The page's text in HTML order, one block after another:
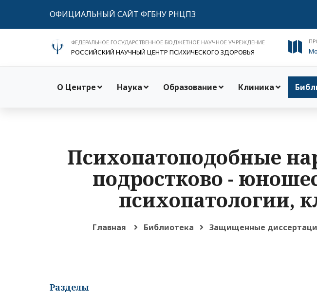
ОФИЦИАЛЬНЫЙ САЙТ ФГБНУ РНЦПЗ
ФЕДЕРАЛЬНОЕ ГОСУДАРСТВЕННОЕ БЮДЖЕТНОЕ НАУЧНОЕ УЧРЕЖДЕНИЕ
РОССИЙСКИЙ НАУЧНЫЙ ЦЕНТР ПСИХИЧЕСКОГО ЗДОРОВЬЯ
О Центре Наука Образование Клиника
Психопатоподобные
подростково -
психопатологии,
Главная Библиотека Защищенные
Разделы